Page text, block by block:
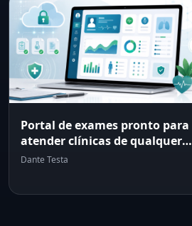
Portal de exames pronto para
atender clínicas de qualquer
tamanho, sem travar
Dante Testa